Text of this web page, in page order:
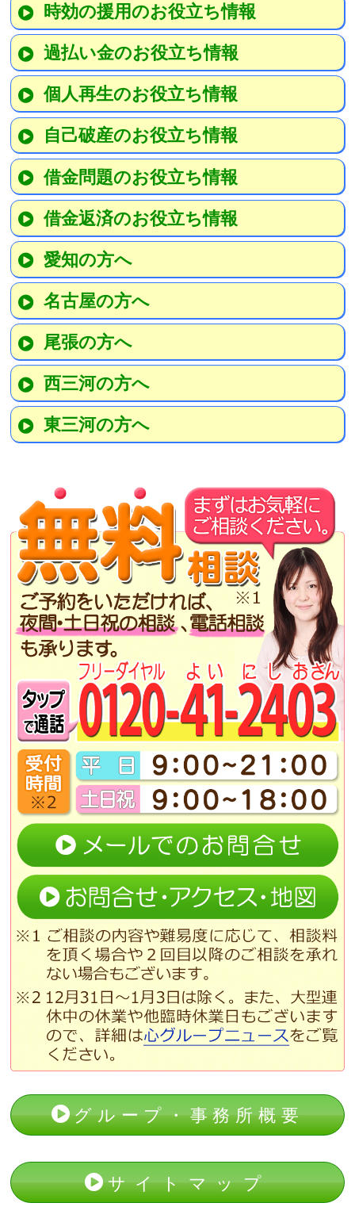
時効の援用のお役立ち情報
過払い金のお役立ち情報
個人再生のお役立ち情報
自己破産のお役立ち情報
借金問題のお役立ち情報
借金返済のお役立ち情報
愛知の方へ
名古屋の方へ
尾張の方へ
西三河の方へ
東三河の方へ
グループ・事務所概要
サイトマップ